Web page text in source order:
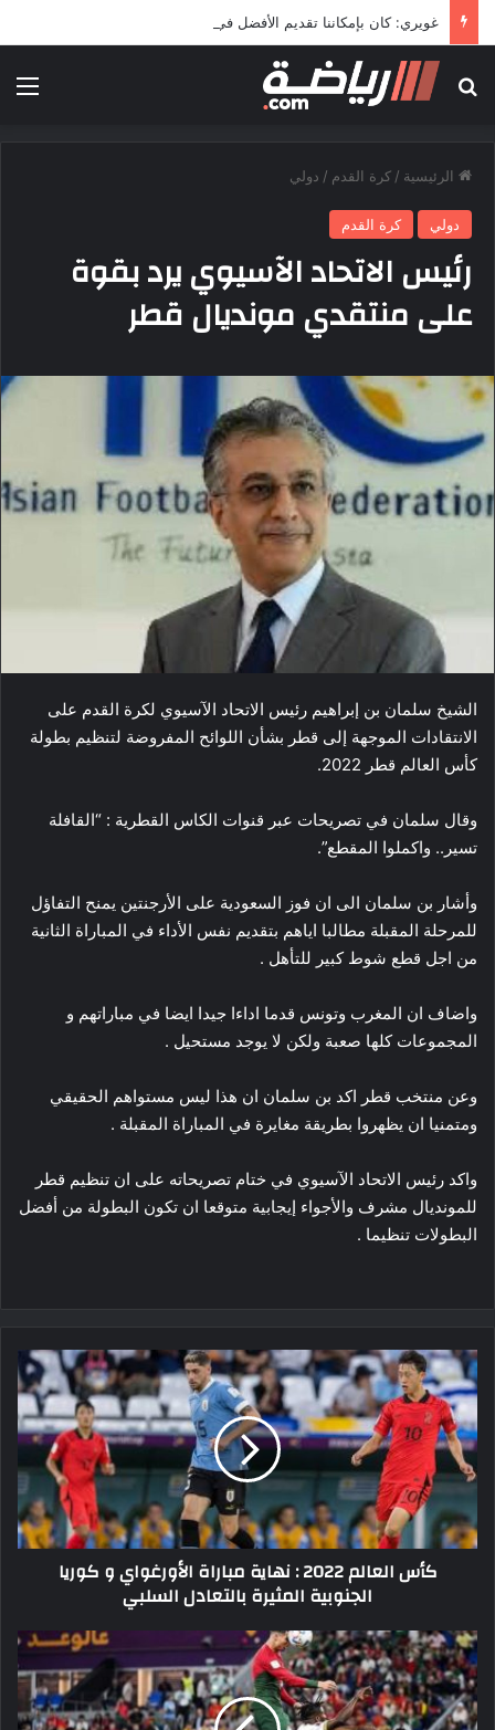
غويري: كان بإمكاننا تقديم الأفضل في المونديال
بحث عن
الرئيسية / كرة القدم / دولي
دولي كرة القدم
رئيس الاتحاد الآسيوي يرد بقوة
على منتقدي مونديال قطر
الشيخ ​سلمان بن إبراهيم​ رئيس ​الاتحاد الآسيوي لكرة القدم​ على
الانتقادات الموجهة إلى قطر بشأن اللوائح المفروضة لتنظيم بطولة ​
كأس العالم قطر 2022​.
وقال سلمان في تصريحات عبر قنوات الكاس القطرية : “القافلة
تسير.. واكملوا المقطع”.
وأشار بن سلمان الى ان فوز السعودية على الأرجنتين يمنح التفاؤل
للمرحلة المقبلة مطالبا اياهم بتقديم نفس الأداء في المباراة الثانية
من اجل قطع شوط كبير للتأهل .
واضاف ان المغرب وتونس قدما اداءا جيدا ايضا في مباراتهم و
المجموعات كلها صعبة ولكن لا يوجد مستحيل .
وعن منتخب قطر اكد بن سلمان ان هذا ليس مستواهم الحقيقي
ومتمنيا ان يظهروا بطريقة مغايرة في المباراة المقبلة .
واكد رئيس الاتحاد الآسيوي في ختام تصريحاته على ان تنظيم قطر
للمونديال مشرف والأجواء إيجابية متوقعا ان تكون البطولة من أفضل
البطولات تنظيما .
كأس
العالم
2022
:
نهاية
مباراة
الأورغواي
و
كوريا
الجنوبية
السلبي
كأس العالم 2022 : نهاية مباراة الأورغواي و كوريا
الجنوبية المثيرة بالتعادل السلبي
قطر
2022
:
رونالدو